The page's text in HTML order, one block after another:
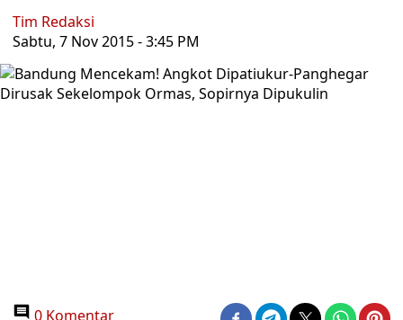
Tim Redaksi
Sabtu, 7 Nov 2015 - 3:45 PM
0 Komentar